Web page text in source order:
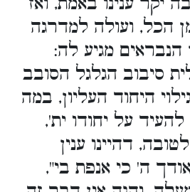
הכל, ועולה למדרגה
מגיע לה:
סיבוב הגלגל הסובב
היחוד העליון, במה
על יחודו ית',
דהיינו ענין
ה' כי אנפת בי",